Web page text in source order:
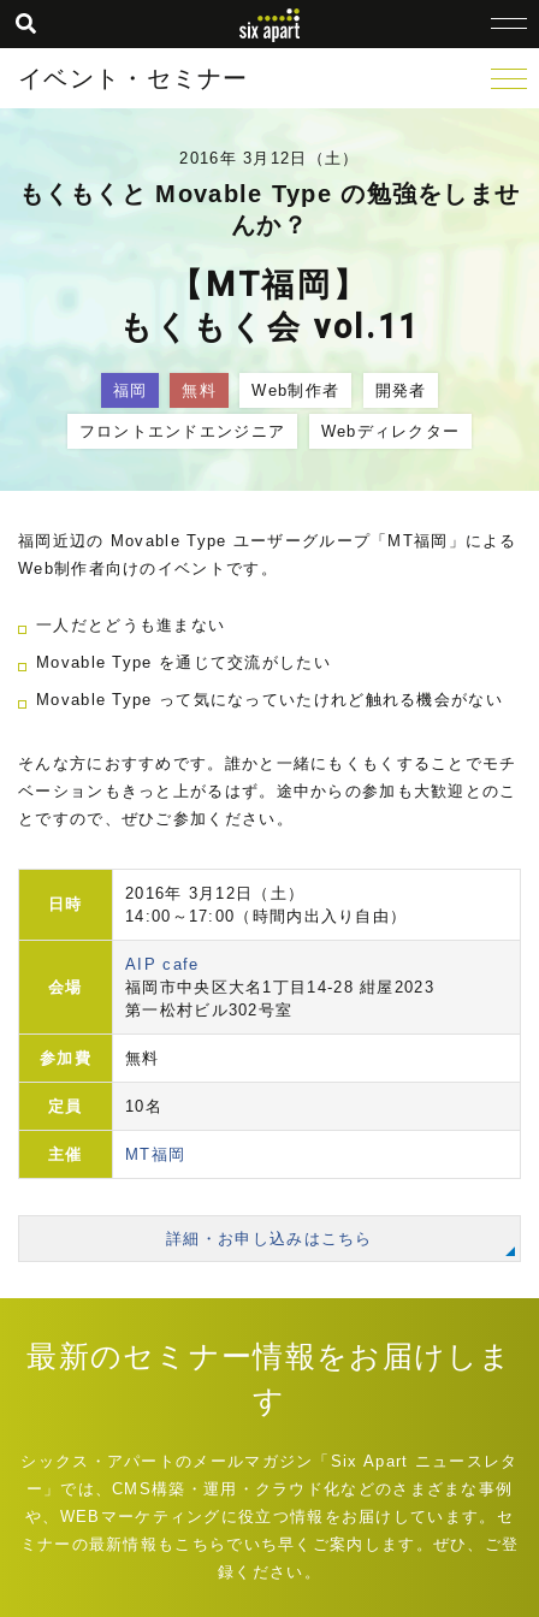
イベント・セミナー
2016年 3月12日（土）
もくもくと Movable Type の勉強をしませ
んか？
【MT福岡】
もくもく会 vol.11
福岡 無料 Web制作者 開発者
フロントエンドエンジニア Webディレクター
福岡近辺の Movable Type ユーザーグループ「MT福岡」による
Web制作者向けのイベントです。
一人だとどうも進まない
Movable Type を通じて交流がしたい
Movable Type って気になっていたけれど触れる機会がない
そんな方におすすめです。誰かと一緒にもくもくすることでモチ
ベーションもきっと上がるはず。途中からの参加も大歓迎とのこ
とですので、ぜひご参加ください。
日時
2016年 3月12日（土）
14:00～17:00（時間内出入り自由）
会場
AIP cafe
福岡市中央区大名1丁目14-28 紺屋2023
第一松村ビル302号室
参加費 無料
定員 10名
主催 MT福岡
詳細・お申し込みはこちら
最新のセミナー情報をお届けしま
す
シックス・アパートのメールマガジン「Six Apart ニュースレタ
ー」では、CMS構築・運用・クラウド化などのさまざまな事例
や、WEBマーケティングに役立つ情報をお届けしています。セ
ミナーの最新情報もこちらでいち早くご案内します。ぜひ、ご登
録ください。